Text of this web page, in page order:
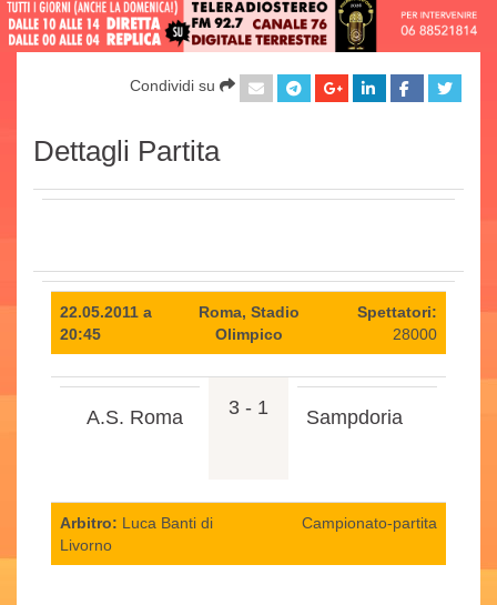
Condividi su
Dettagli Partita
22.05.2011 a
20:45
Roma, Stadio
Olimpico
Spettatori:
28000
A.S. Roma 3 - 1 Sampdoria
Arbitro: Luca Banti di
Livorno
Campionato-partita